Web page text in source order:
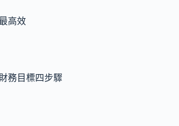
高效
務目標四步驟